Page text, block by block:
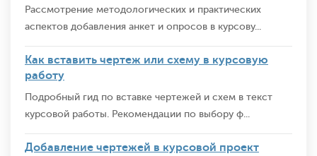
Рассмотрение методологических и практических
аспектов добавления анкет и опросов в курсову...
Как вставить чертеж или схему в курсовую
работу
Подробный гид по вставке чертежей и схем в текст
курсовой работы. Рекомендации по выбору ф...
Добавление чертежей в курсовой проект